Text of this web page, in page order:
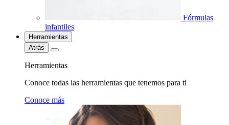
Fórmulas
infantiles
Herramientas
Atrás
Herramientas
Conoce todas las herramientas que tenemos para ti
Conoce más